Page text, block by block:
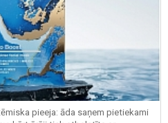
pieeja: āda saņem pietiekami